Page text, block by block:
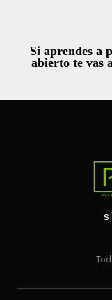
Si aprendes a
abierto te vas